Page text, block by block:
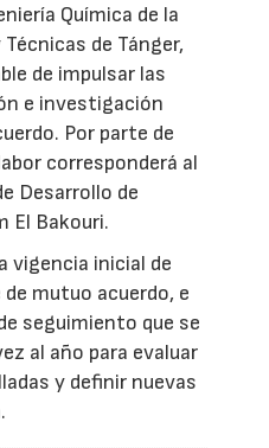
Química de la
de Tánger,
de impulsar las
e investigación
Por parte de
corresponderá al
Desarrollo de
El Bakouri.
vigencia inicial de
mutuo acuerdo, e
seguimiento que se
al año para evaluar
y definir nuevas